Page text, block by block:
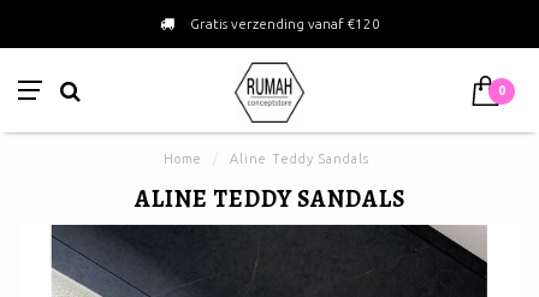
Gratis verzending vanaf €120
0
Home Aline Teddy Sandals
ALINE TEDDY SANDALS